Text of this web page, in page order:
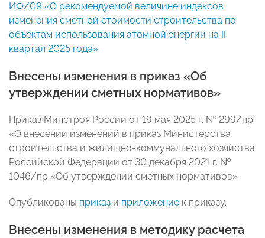
ИФ/09 «О рекомендуемой величине индексов
изменения сметной стоимости строительства по
объектам использования атомной энергии на II
квартал 2025 года»
Внесены изменения в приказ «Об
утверждении сметных нормативов»
Приказ Минстроя России от 19 мая 2025 г. № 299/пр
«О внесении изменений в приказ Министерства
строительства и жилищно-коммунального хозяйства
Российской Федерации от 30 декабря 2021 г. №
1046/пр «Об утверждении сметных нормативов»
Опубликованы приказ и приложение к приказу.
Внесены изменения в методику расчета